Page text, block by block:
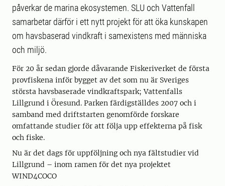
påverkar de marina ekosystemen. SLU och Vattenfall
samarbetar därför i ett nytt projekt för att öka kunskapen
om havsbaserad vindkraft i samexistens med människa
och miljö.
För 20 år sedan gjorde dåvarande Fiskeriverket de första
provfiskena inför bygget av det som nu är Sveriges
största havsbaserade vindkraftspark; Vattenfalls
Lillgrund i Öresund. Parken färdigställdes 2007 och i
samband med driftstarten genomförde forskare
omfattande studier för att följa upp effekterna på fisk
och fiske.
Nu är det dags för uppföljning och nya fältstudier vid
Lillgrund – inom ramen för det nya projektet
WIND4COCO